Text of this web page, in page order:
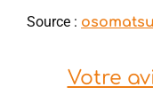
Source :
Votre